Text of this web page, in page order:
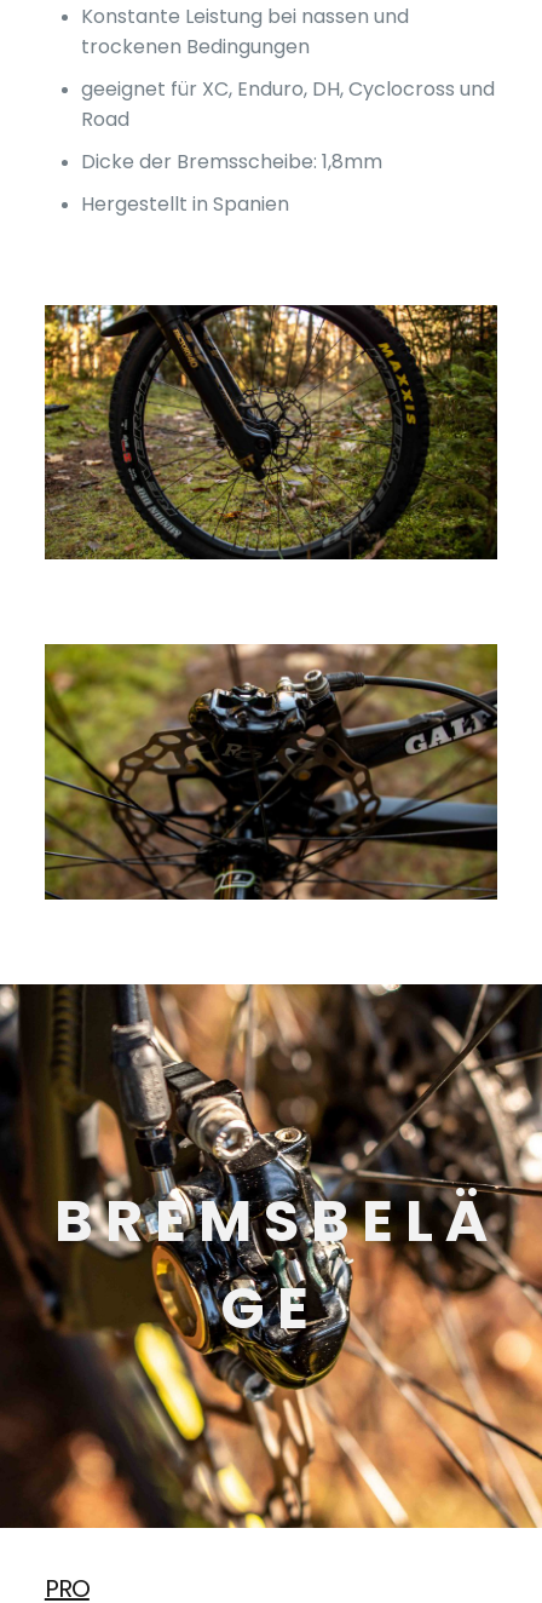
Konstante Leistung bei nassen und
trockenen Bedingungen
geeignet für XC, Enduro, DH, Cyclocross und
Road
Dicke der Bremsscheibe: 1,8mm
Hergestellt in Spanien
B R E M S B E L Ä
G E
PRO